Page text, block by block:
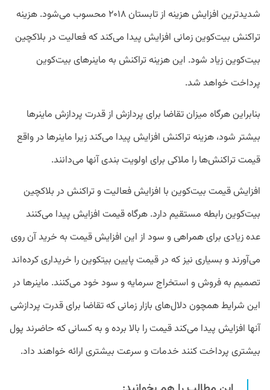
شدیدترین افزایش هزینه از تابستان ۲۰۱۸ محسوب می‌شود. هزینه
تراکنش بیت‌کوین زمانی افزایش پیدا می‌کند که فعالیت در بلاکچین
بیت‌کوین زیاد شود. این هزینه‌ تراکنش به ماینر‌های بیت‌کوین
پرداخت خواهد شد.
بنابراین هرگاه میزان تقاضا برای پردازش از قدرت پردازش ماینر‌ها
بیشتر شود، هزینه تراکنش افزایش پیدا می‌کند زیرا ماینرها در واقع
قیمت تراکنش‌ها را ملاکی برای اولویت بندی آنها می‌دانند.
افزایش قیمت بیت‌کوین با افزایش فعالیت و تراکنش در بلاکچین
بیت‌کوین رابطه مستقیم دارد. هرگاه قیمت افزایش پیدا می‌کنند
عده زیادی برای همراهی و سود از این افزایش قیمت به خرید آن روی
می‌آورند و بسیاری نیز که در قیمت پایین بیتکوین را خریداری کرده‌اند
تصمیم به فروش و استخراج سرمایه و سود خود می‌کنند. ماینر‌ها در
این شرایط همچون دلال‌های بازار زمانی که تقاضا برای قدرت پردازشی
آنها افزایش پیدا می‌کند قیمت را بالا برده و به کسانی که حاضرند پول
بیشتری پرداخت کنند خدمات و سرعت بیشتری ارائه خواهند داد.